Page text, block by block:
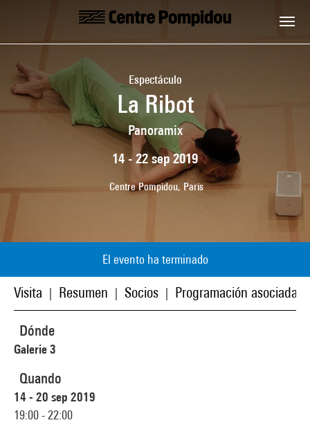
Skip to main content
Centre Pompidou
Espectáculo
La Ribot
Panoramix
14 - 22 sep 2019
Centre Pompidou, Paris
El evento ha terminado
Visita Resumen Socios Programación asociada
Dónde
Galerie 3
Quando
14 - 20 sep 2019
19:00 - 22:00